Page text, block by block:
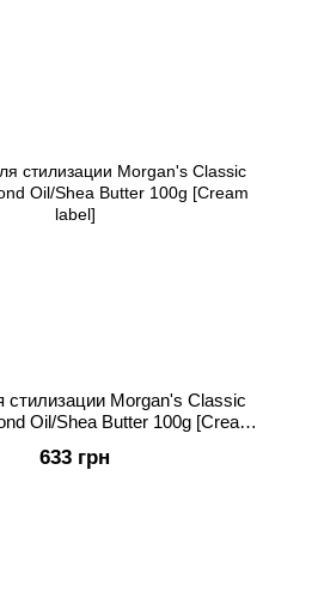
Morgan's Classic
Oil/Shea Butter 100g [Cream
633 грн